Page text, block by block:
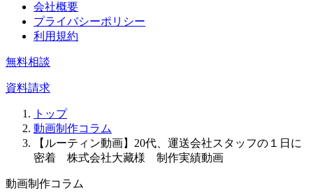
会社概要
プライバシーポリシー
利用規約
無料相談
資料請求
トップ
動画制作コラム
【ルーティン動画】20代、運送会社スタッフの１日に
密着 株式会社大藏様 制作実績動画
動画制作コラム